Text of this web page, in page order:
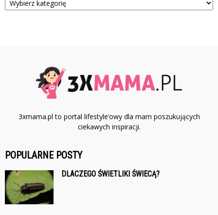
3xmama.pl to portal lifestyle’owy dla mam poszukujących
ciekawych inspiracji.
POPULARNE POSTY
DLACZEGO ŚWIETLIKI ŚWIECĄ?